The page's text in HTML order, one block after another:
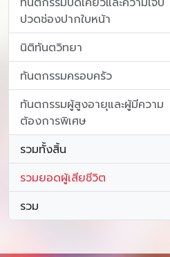
ปวดช่องปากใบหน้า
นิติทันตวิทยา
ทันตกรรมครอบครัว
ทันตกรรมผู้สูงอายุและผู้มีความ
ต้องการพิเศษ
รวมทั้งสิ้น
รวมยอดผู้เสียชีวิต
รวม